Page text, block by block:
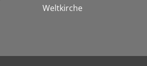
Weltkirche